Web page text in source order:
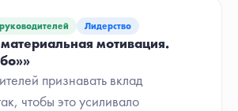
Лидерство
мотивация.
признавать вклад
чтобы это усиливало